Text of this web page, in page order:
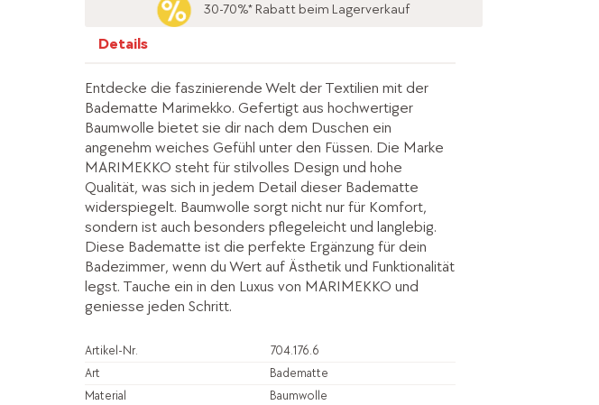
30-70%* Rabatt beim Lagerverkauf
Details
Entdecke die faszinierende Welt der Textilien mit der
Badematte Marimekko. Gefertigt aus hochwertiger
Baumwolle bietet sie dir nach dem Duschen ein
angenehm weiches Gefühl unter den Füssen. Die Marke
MARIMEKKO steht für stilvolles Design und hohe
Qualität, was sich in jedem Detail dieser Badematte
widerspiegelt. Baumwolle sorgt nicht nur für Komfort,
sondern ist auch besonders pflegeleicht und langlebig.
Diese Badematte ist die perfekte Ergänzung für dein
Badezimmer, wenn du Wert auf Ästhetik und Funktionalität
legst. Tauche ein in den Luxus von MARIMEKKO und
geniesse jeden Schritt.
Artikel-Nr.
704.176.6
Art
Badematte
Material
Baumwolle